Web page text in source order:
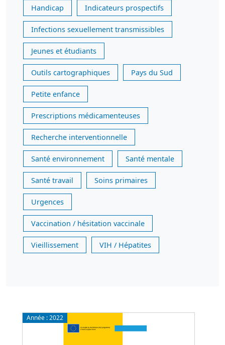
Handicap Indicateurs prospectifs
Infections sexuellement transmissibles
Jeunes et étudiants
Outils cartographiques Pays du Sud
Petite enfance
Prescriptions médicamenteuses
Recherche interventionnelle
Santé environnement Santé mentale
Santé travail Soins primaires
Urgences
Vaccination / hésitation vaccinale
Vieillissement VIH / Hépatites
Année :2022